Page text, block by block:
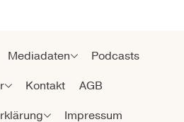
Mediadaten
Podcasts
Kontakt
AGB
Impressum